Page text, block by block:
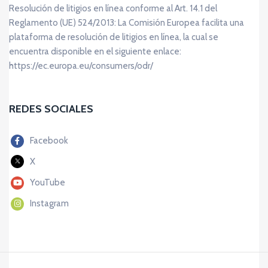
Resolución de litigios en línea conforme al Art. 14.1 del
Reglamento (UE) 524/2013: La Comisión Europea facilita una
plataforma de resolución de litigios en línea, la cual se
encuentra disponible en el siguiente enlace:
https://ec.europa.eu/consumers/odr/
REDES SOCIALES
Facebook
X
YouTube
Instagram